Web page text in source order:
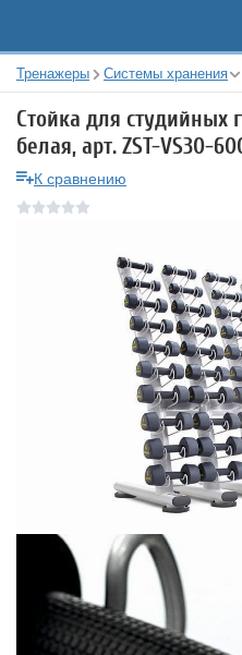
Тренажеры Системы хранения
Стойка для студийных
белая, арт. ZST-VS30-
К сравнению